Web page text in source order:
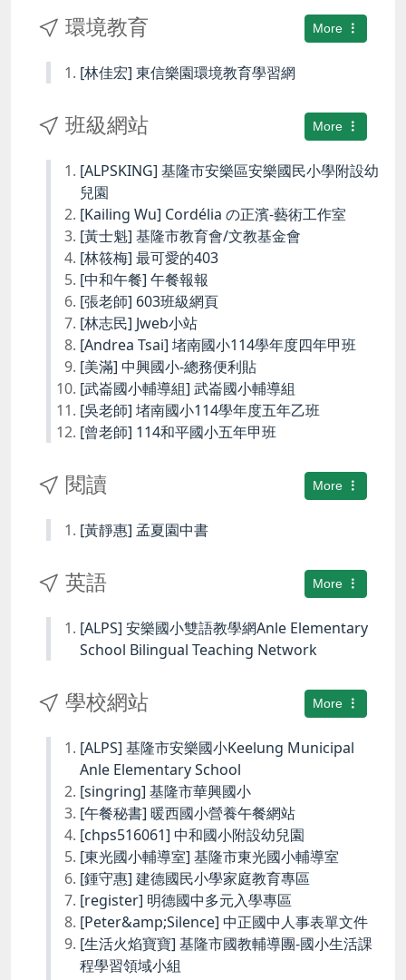
More
環境教育
[林佳宏] 東信樂園環境教育學習網
More
班級網站
[ALPSKING] 基隆市安樂區安樂國民小學附設幼
兒園
[Kailing Wu] Cordélia の正濱-藝術工作室
[黃士魁] 基隆市教育會/文教基金會
[林筱梅] 最可愛的403
[中和午餐] 午餐報報
[張老師] 603班級網頁
[林志民] Jweb小站
[Andrea Tsai] 堵南國小114學年度四年甲班
[美滿] 中興國小-總務便利貼
[武崙國小輔導組] 武崙國小輔導組
[吳老師] 堵南國小114學年度五年乙班
[曾老師] 114和平國小五年甲班
More
閱讀
[黃靜惠] 孟夏園中書
More
英語
[ALPS] 安樂國小雙語教學網Anle Elementary
School Bilingual Teaching Network
More
學校網站
[ALPS] 基隆市安樂國小Keelung Municipal
Anle Elementary School
[singring] 基隆市華興國小
[午餐秘書] 暖西國小營養午餐網站
[chps516061] 中和國小附設幼兒園
[東光國小輔導室] 基隆市東光國小輔導室
[鍾守惠] 建德國民小學家庭教育專區
[register] 明德國中多元入學專區
[Peter&amp;Silence] 中正國中人事表單文件
[生活火焰寶寶] 基隆市國教輔導團-國小生活課
程學習領域小組